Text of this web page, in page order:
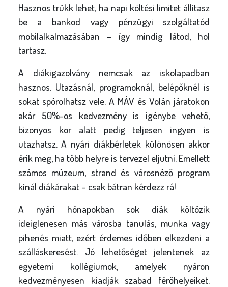
Hasznos trükk lehet, ha napi költési limitet állítasz
be a bankod vagy pénzügyi szolgáltatód
mobilalkalmazásában – így mindig látod, hol
tartasz.
A diákigazolvány nemcsak az iskolapadban
hasznos. Utazásnál, programoknál, belépőknél is
sokat spórolhatsz vele. A MÁV és Volán járatokon
akár 50%-os kedvezmény is igénybe vehető,
bizonyos kor alatt pedig teljesen ingyen is
utazhatsz. A nyári diákbérletek különösen akkor
érik meg, ha több helyre is tervezel eljutni. Emellett
számos múzeum, strand és városnéző program
kínál diákárakat – csak bátran kérdezz rá!
A nyári hónapokban sok diák költözik
ideiglenesen más városba tanulás, munka vagy
pihenés miatt, ezért érdemes időben elkezdeni a
szálláskeresést. Jó lehetőséget jelentenek az
egyetemi kollégiumok, amelyek nyáron
kedvezményesen kiadják szabad férőhelyeiket.